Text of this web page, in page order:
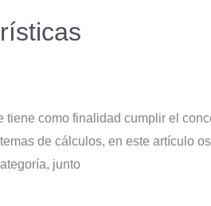
como finalidad cumplir el
de cálculos, en este artículo
junto